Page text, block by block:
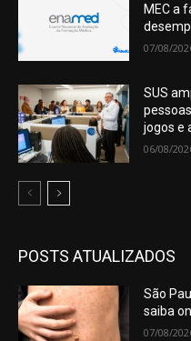
MEC a
07/08/
SUS
jogos e
06/08/
POSTS ATUALIZADOS
São
saiba
07/08/